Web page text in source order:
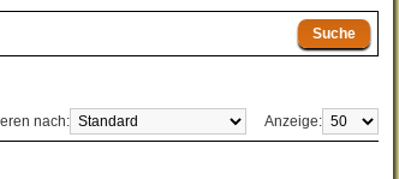
Anzeige:
nach: